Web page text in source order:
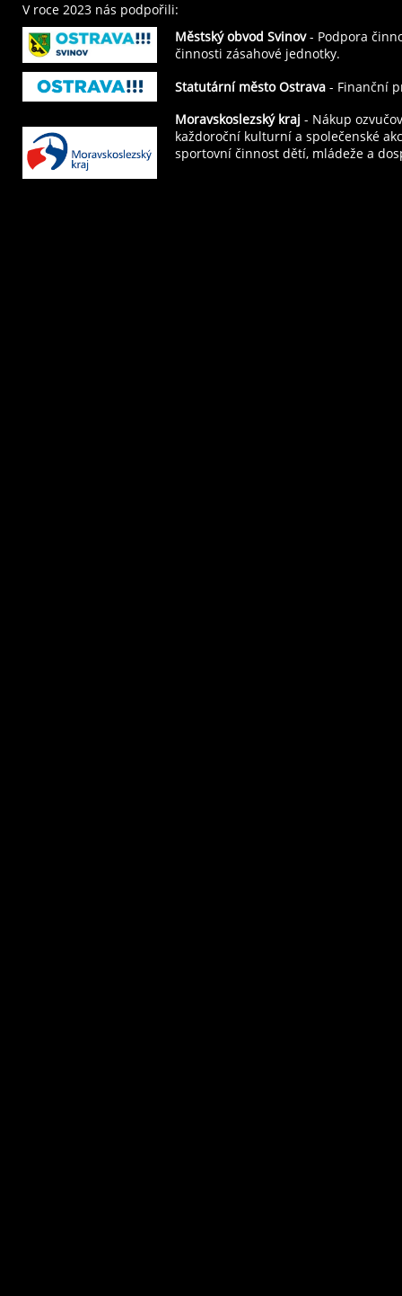
V roce 2023 nás podpořili:
Městský obvod Svinov- Podpora
činnosti zásahové jednotky.
Statutární město Ostrava - Finanční
Moravskoslezský kraj - Nákup
každoroční kulturní a společenské
sportovní činnost dětí, mládeže a